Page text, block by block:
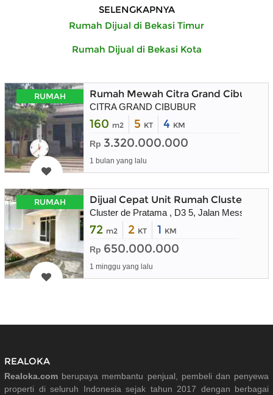
SELENGKAPNYA
Rumah Dijual di Bekasi Timur
Rumah Dijual di Bekasi Kota
RUMAH Rumah Mewah Citra Grand Cibubur
CITRA GRAND CIBUBUR
160 m2 5 KT 4 KM
Rp 3.320.000.000
1 bulan yang lalu
RUMAH Dijual Cepat Unit Rumah Cluster De
Cluster de Pratama , D3 5, Jalan Mess AL
72 m2 2 KT 1 KM
Rp 650.000.000
1 minggu yang lalu
REALOKA
Realoka.com berupaya membantu penjual, pembeli dan penyewa
properti di seluruh Indonesia sejak tahun 2017 dengan berbagai